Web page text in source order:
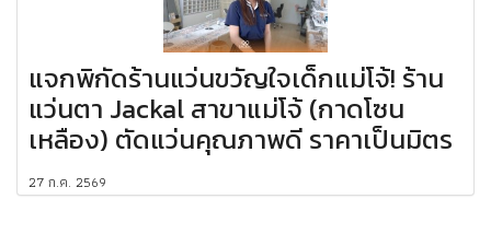
แจกพิกัดร้านแว่นขวัญใจเด็กแม่โจ้! ร้าน
แว่นตา Jackal สาขาแม่โจ้ (กาดโซน
เหลือง) ตัดแว่นคุณภาพดี ราคาเป็นมิตร
27 ก.ค. 2569